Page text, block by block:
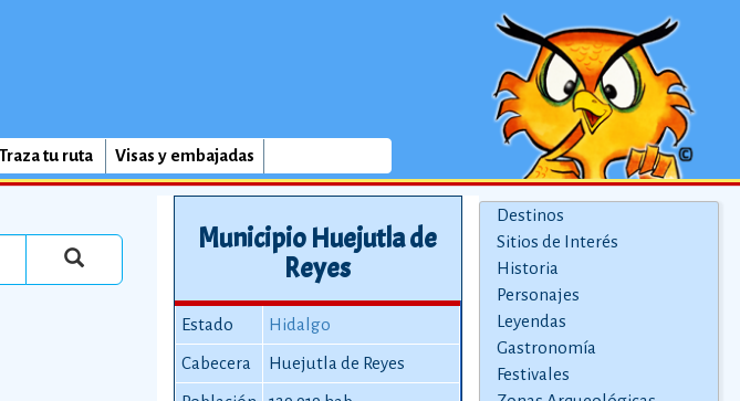
Traza tu ruta Visas y embajadas
Municipio Huejutla de
Reyes
Estado Hidalgo
Cabecera Huejutla de Reyes
Destinos
Sitios de Interés
Historia
Personajes
Leyendas
Gastronomía
Festivales